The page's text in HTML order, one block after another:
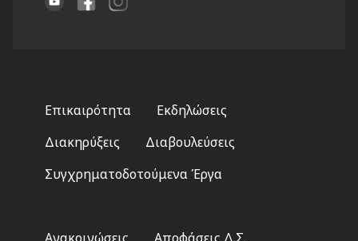
menu
Επικαιρότητα
Εκδηλώσεις
Διακηρύξεις
Διαβουλεύσεις
Συγχρηματοδοτούμενα Έργα